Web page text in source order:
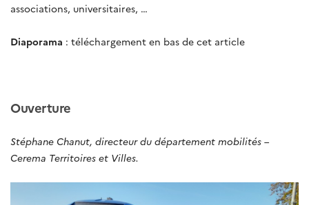
associations, universitaires, …
Diaporama : téléchargement en bas de cet article
Ouverture
Stéphane Chanut, directeur du département mobilités –
Cerema Territoires et Villes.